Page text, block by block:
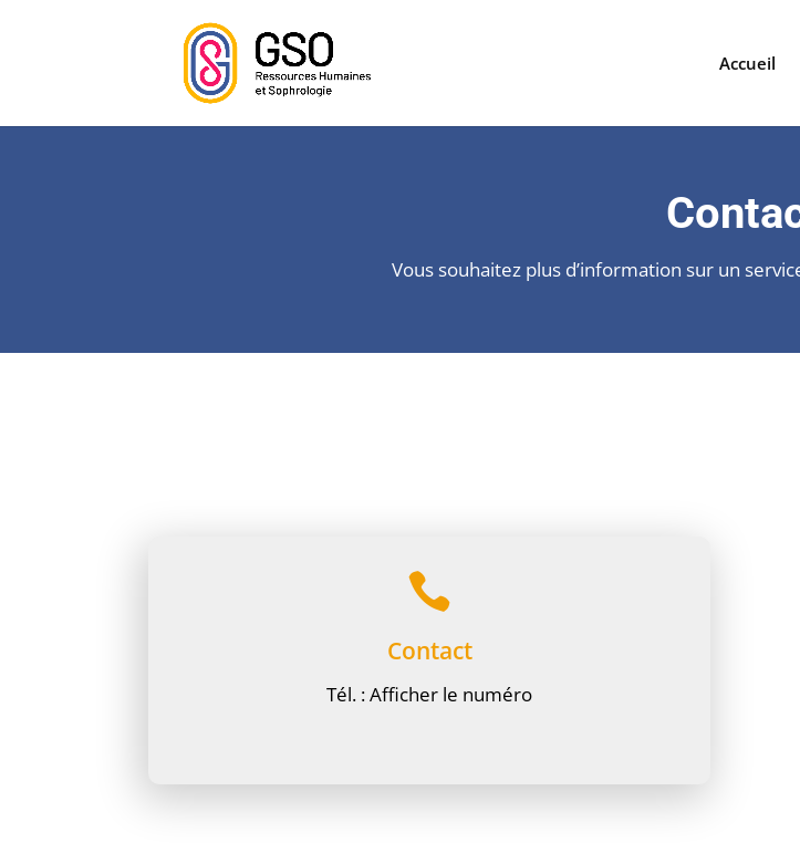
Accueil
Vous souhaitez plus d’information sur un

Contact
Tél. :Afficher le numéro